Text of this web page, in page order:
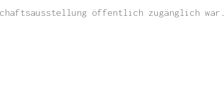
öffentlich zugänglich war.